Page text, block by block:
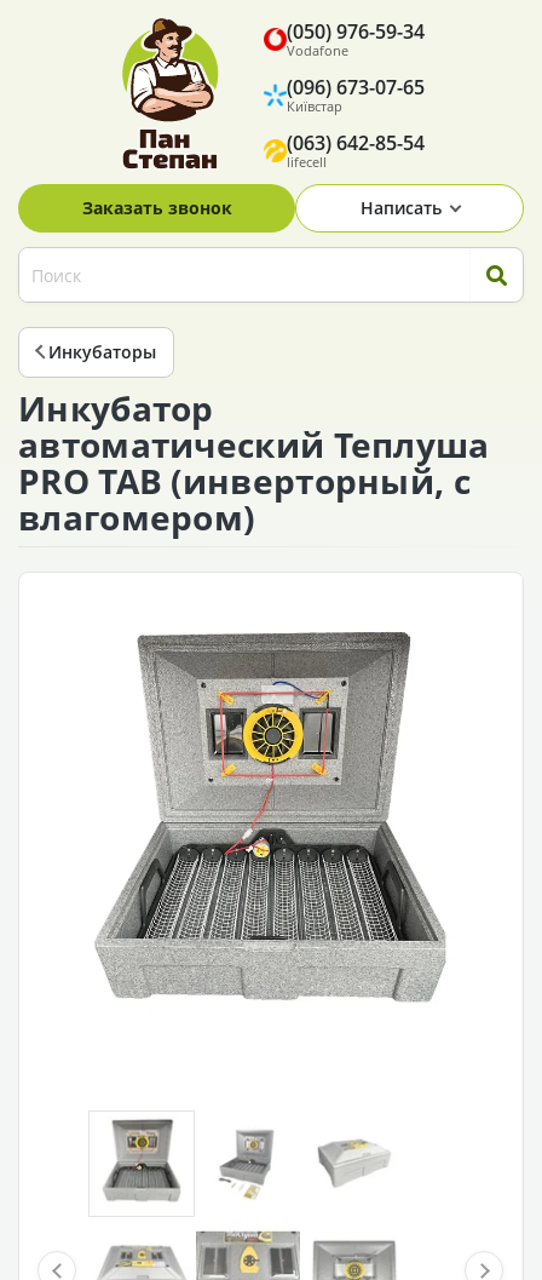
Vodafone
(050) 976-59-34
Київстар
(096) 673-07-65
lifecell
(063) 642-85-54
Заказать звонок Написать
Инкубаторы
Инкубатор
автоматический Теплуша
PRO ТАВ (инверторный, с
влагомером)